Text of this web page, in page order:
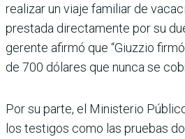
realizar un viaje familiar de
prestada directa­mente por su
gerente afirmó que “Giuzzio
de 700 dólares que nunca se
Por su parte, el Ministerio
los testigos como las prue­bas